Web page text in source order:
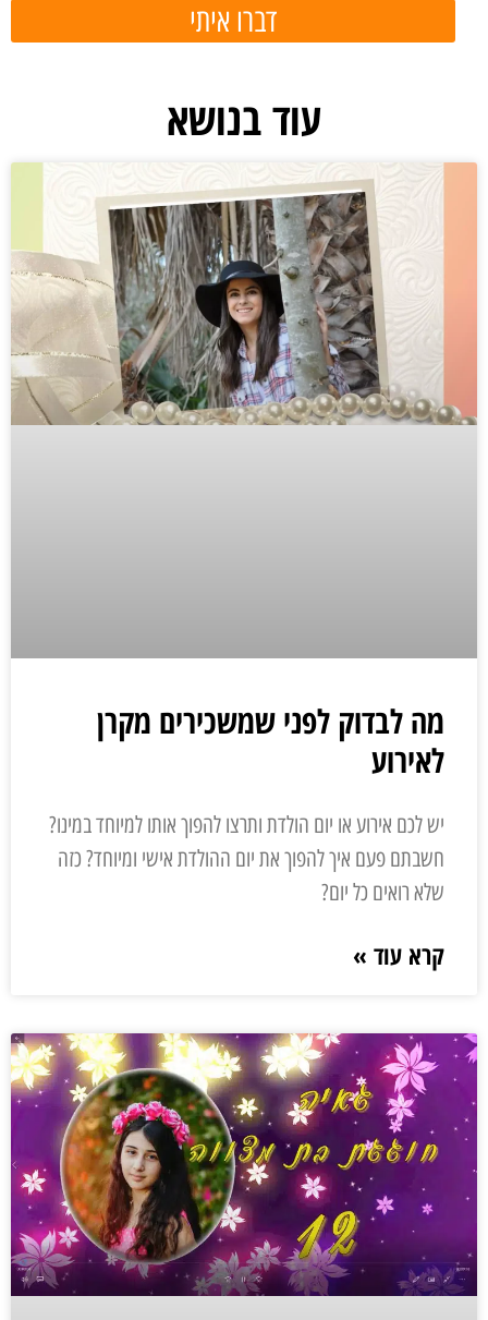
דברו איתי
עוד בנושא
מה לבדוק לפני שמשכירים מקרן
לאירוע
יש לכם אירוע או יום הולדת ותרצו להפוך אותו למיוחד במינו?
חשבתם פעם איך להפוך את יום ההולדת אישי ומיוחד? כזה
שלא רואים כל יום?
קרא עוד »